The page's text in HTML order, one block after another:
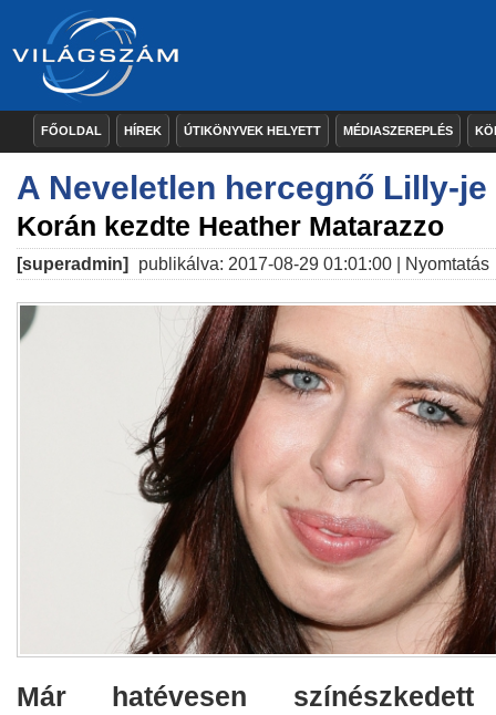
FŐOLDAL HÍREK ÚTIKÖNYVEK HELYETT MÉDIASZEREPLÉS
A Neveletlen hercegnő Lilly-je
Korán kezdte Heather Matarazzo
[superadmin] publikálva: 2017-08-29 01:01:00 | Nyomtatás
Már hatévesen